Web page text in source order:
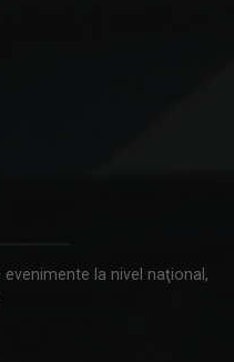
la nivel naţional,